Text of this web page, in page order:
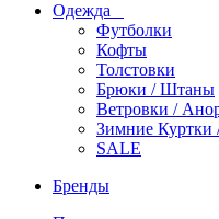
Одежда
Футболки
Кофты
Толстовки
Брюки / Штаны
Ветровки /
Зимние Куртки
SALE
Бренды